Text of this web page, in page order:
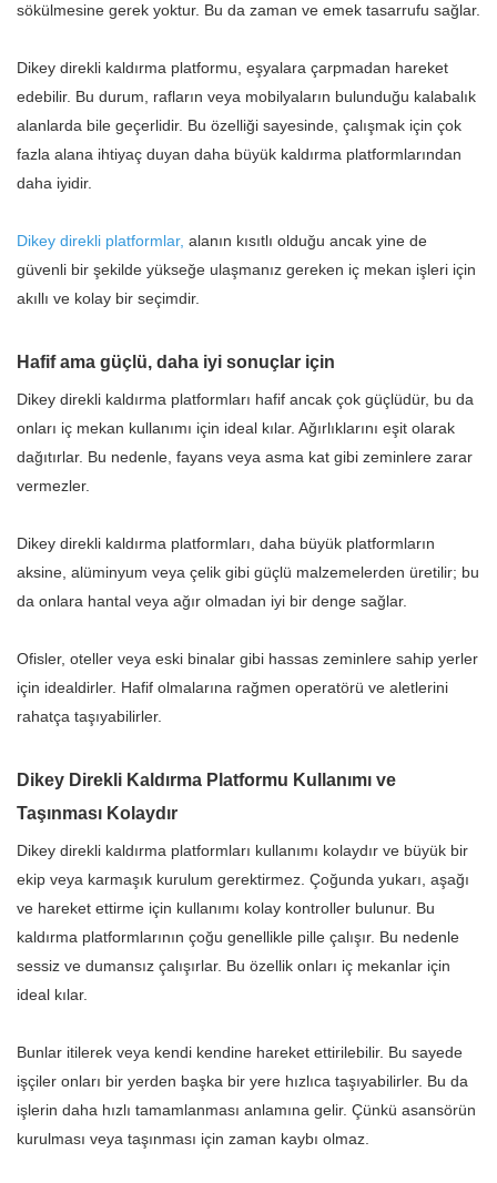
sökülmesine gerek yoktur. Bu da zaman ve emek tasarrufu sağlar.
Dikey direkli kaldırma platformu, eşyalara çarpmadan hareket
edebilir. Bu durum, rafların veya mobilyaların bulunduğu kalabalık
alanlarda bile geçerlidir. Bu özelliği sayesinde, çalışmak için çok
fazla alana ihtiyaç duyan daha büyük kaldırma platformlarından
daha iyidir.
Dikey direkli platformlar, alanın kısıtlı olduğu ancak yine de
güvenli bir şekilde yükseğe ulaşmanız gereken iç mekan işleri için
akıllı ve kolay bir seçimdir.
Hafif ama güçlü, daha iyi sonuçlar için
Dikey direkli kaldırma platformları hafif ancak çok güçlüdür, bu da
onları iç mekan kullanımı için ideal kılar. Ağırlıklarını eşit olarak
dağıtırlar. Bu nedenle, fayans veya asma kat gibi zeminlere zarar
vermezler.
Dikey direkli kaldırma platformları, daha büyük platformların
aksine, alüminyum veya çelik gibi güçlü malzemelerden üretilir; bu
da onlara hantal veya ağır olmadan iyi bir denge sağlar.
Ofisler, oteller veya eski binalar gibi hassas zeminlere sahip yerler
için idealdirler. Hafif olmalarına rağmen operatörü ve aletlerini
rahatça taşıyabilirler.
Dikey Direkli Kaldırma Platformu Kullanımı ve
Taşınması Kolaydır
Dikey direkli kaldırma platformları kullanımı kolaydır ve büyük bir
ekip veya karmaşık kurulum gerektirmez. Çoğunda yukarı, aşağı
ve hareket ettirme için kullanımı kolay kontroller bulunur. Bu
kaldırma platformlarının çoğu genellikle pille çalışır. Bu nedenle
sessiz ve dumansız çalışırlar. Bu özellik onları iç mekanlar için
ideal kılar.
Bunlar itilerek veya kendi kendine hareket ettirilebilir. Bu sayede
işçiler onları bir yerden başka bir yere hızlıca taşıyabilirler. Bu da
işlerin daha hızlı tamamlanması anlamına gelir. Çünkü asansörün
kurulması veya taşınması için zaman kaybı olmaz.